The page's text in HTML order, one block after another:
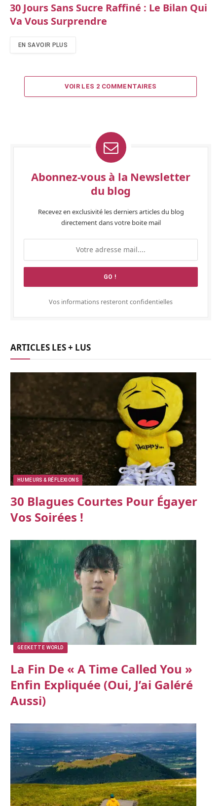
30 Jours Sans Sucre Raffiné : Le Bilan Qui
Va Vous Surprendre
EN SAVOIR PLUS
VOIR LES 2 COMMENTAIRES
Abonnez-vous à la Newsletter
du blog
Recevez en exclusivité les derniers articles du blog
directement dans votre boite mail
Vos informations resteront confidentielles
ARTICLES LES + LUS
HUMEURS & RÉFLEXIONS
30 Blagues Courtes Pour Égayer
Vos Soirées !
GEEKETTE WORLD
La Fin De « A Time Called You »
Enfin Expliquée (oui, J’ai Galéré
Aussi)